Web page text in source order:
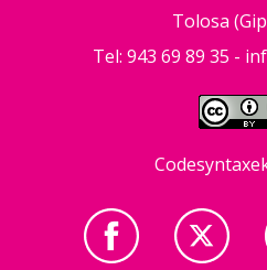
Tolosa
Tel: 943 69 89 35 -